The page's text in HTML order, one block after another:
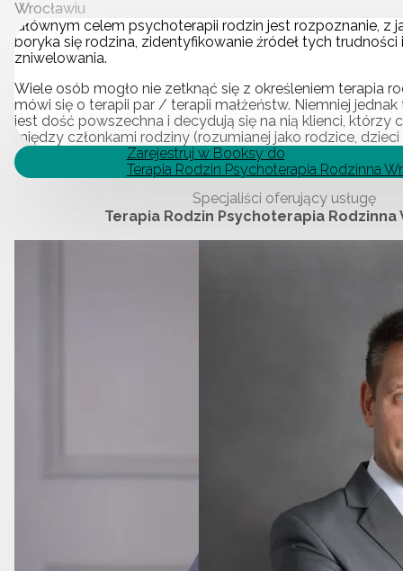
Wrocławiu
Głównym celem psychoterapii rodzin jest rozpoznanie, z
boryka się rodzina, zidentyfikowanie źródeł tych trudności
zniwelowania.
Wiele osób mogło nie zetknąć się z określeniem terapia
mówi się o terapii par / terapii małżeństw. Niemniej
jest dość powszechna i decydują się na nią klienci, którzy
między członkami rodziny (rozumianej jako rodzice, dzieci
Zarejestruj w Booksy do
Terapia Rodzin Psychoterapia Rodzinna
Specjaliści oferujący usługę
Terapia Rodzin Psychoterapia Rodzinna